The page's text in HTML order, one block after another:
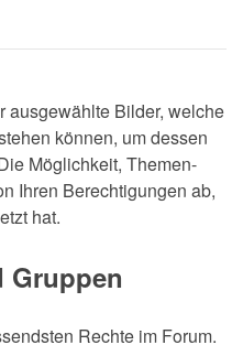
ausgewählte Bilder, welche
können, um dessen
Möglichkeit, Themen-
Ihren Berechtigungen ab,
hat.
Gruppen
Rechte im Forum.